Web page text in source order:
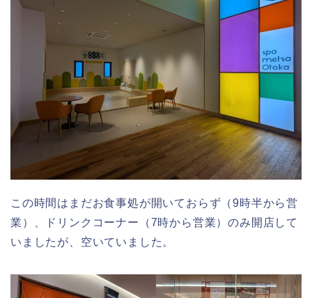
この時間はまだお食事処が開いておらず（9時半から営
業）、ドリンクコーナー（7時から営業）のみ開店して
いましたが、空いていました。